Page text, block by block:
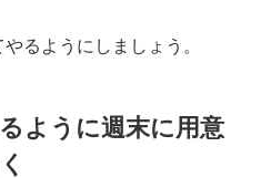
るようにしましょう。
ように週末に用意